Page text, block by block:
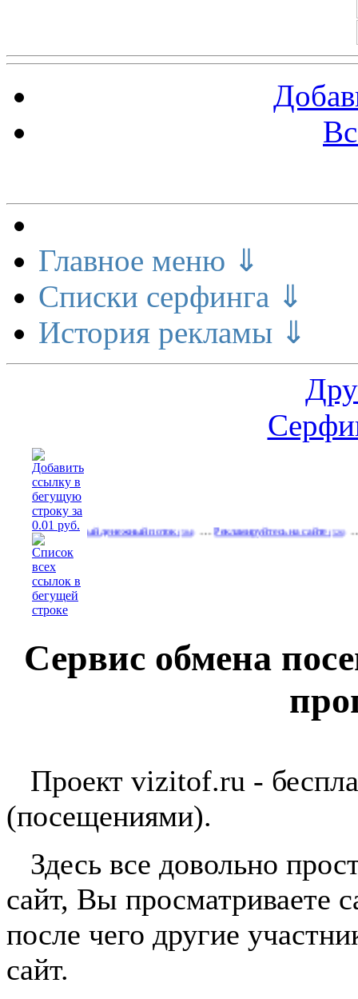
Главное меню ⇓
Списки серфинга ⇓
История рекламы ⇓
Реальный денежный поток(584)…Рекламируйтесь на сайте(526)…
Сервис обмена
Проект vizitof.ru -
(посещениями).
Здесь все довольно
сайт, Вы просматриваете
после чего другие
сайт.